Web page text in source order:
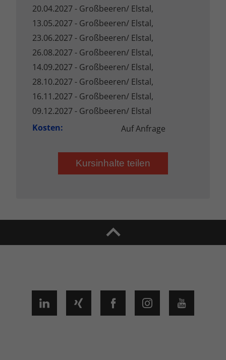
20.04.2027 - Großbeeren/ Elstal,
13.05.2027 - Großbeeren/ Elstal,
23.06.2027 - Großbeeren/ Elstal,
26.08.2027 - Großbeeren/ Elstal,
14.09.2027 - Großbeeren/ Elstal,
28.10.2027 - Großbeeren/ Elstal,
16.11.2027 - Großbeeren/ Elstal,
09.12.2027 - Großbeeren/ Elstal
Kosten:
Auf Anfrage
Kursinhalte teilen